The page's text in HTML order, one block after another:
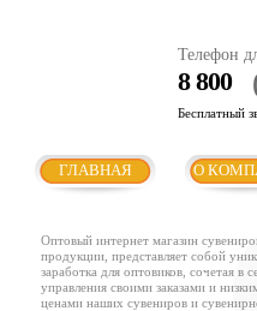
Телефон
8 800
Бесплатный
ГЛАВНАЯ О
Оптовый интернет магазин
продукции, представляет собой
заработка для оптовиков, сочетая в
управления своими заказами и
ценами наших сувениров и